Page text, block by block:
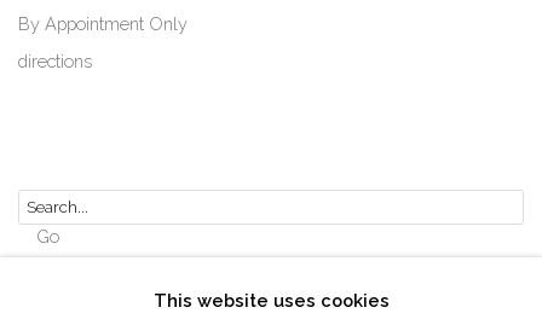
By Appointment Only
directions
Go
This website uses cookies